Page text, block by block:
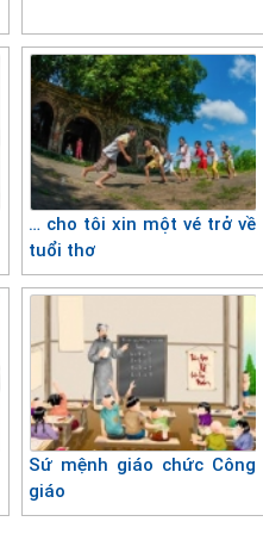
… cho tôi xin một vé trở về
tuổi thơ
Sứ mệnh giáo chức Công
giáo